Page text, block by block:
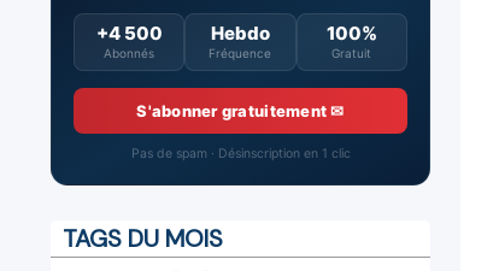
+4 500
Abonnés
Hebdo
Fréquence
100%
Gratuit
S'abonner gratuitement ✉
Pas de spam · Désinscription en 1 clic
TAGS DU MOIS